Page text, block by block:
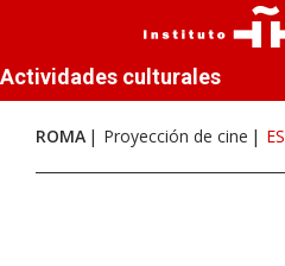
Actividades culturales
ROMA Proyección de cine ES